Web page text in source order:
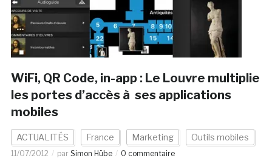
WiFi, QR Code, in-app : Le Louvre multiplie
les portes d’accès à ses applications
mobiles
ACTUALITÉS France Marketing Outils mobiles
11/07/2012 par Simon Hübe 0 commentaire